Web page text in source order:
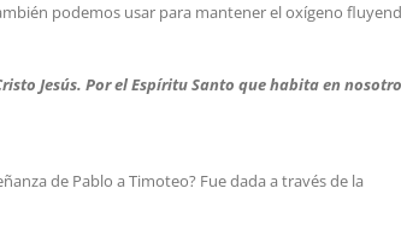
podemos usar para mantener el oxígeno
Jesús. Por el Espíritu Santo que habita en
de Pablo a Timoteo? Fue dada a través de la